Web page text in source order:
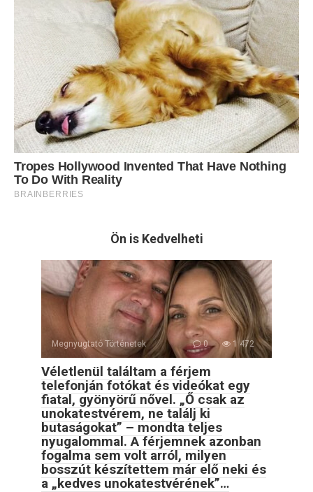
Ön is Kedvelheti
Megnyugtató Történetek 0 1 472
Véletlenül találtam a férjem
telefonján fotókat és videókat egy
fiatal, gyönyörű nővel. „Ő csak az
unokatestvérem, ne találj ki
butaságokat” – mondta teljes
nyugalommal. A férjemnek azonban
fogalma sem volt arról, milyen
bosszút készítettem már elő neki és
a „kedves unokatestvérének”…